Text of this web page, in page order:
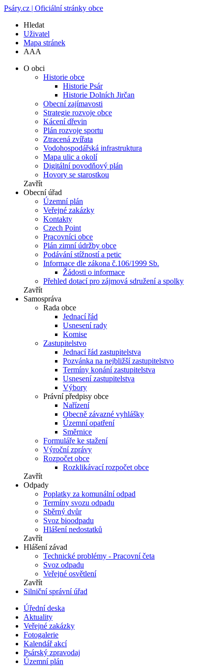
Psáry.cz | Oficiální stránky obce
Hledat
Uživatel
Mapa stránek
AAA
O obci
Historie obce
Historie Psár
Historie Dolních Jirčan
Obecní zajímavosti
Strategie rozvoje obce
Kácení dřevin
Plán rozvoje sportu
Ztracená zvířata
Vodohospodářská infrastruktura
Mapa ulic a okolí
Digitální povodňový plán
Hovory se starostkou
Zavřít
Obecní úřad
Územní plán
Veřejné zakázky
Kontakty
Czech Point
Pracovníci obce
Plán zimní údržby obce
Podávání stížností a petic
Informace dle zákona č.106/1999 Sb.
Žádosti o informace
Přehled dotací pro zájmová sdružení a spolky
Zavřít
Samospráva
Rada obce
Jednací řád
Usnesení rady
Komise
Zastupitelstvo
Jednací řád zastupitelstva
Pozvánka na nejbližší zastupitelstvo
Termíny konání zastupitelstva
Usnesení zastupitelstva
Výbory
Právní předpisy obce
Nařízení
Obecně závazné vyhlášky
Územní opatření
Směrnice
Formuláře ke stažení
Výroční zprávy
Rozpočet obce
Rozklikávací rozpočet obce
Zavřít
Odpady
Poplatky za komunální odpad
Termíny svozu odpadu
Sběrný dvůr
Svoz bioodpadu
Hlášení nedostatků
Zavřít
Hlášení závad
Technické problémy - Pracovní četa
Svoz odpadu
Veřejné osvětlení
Zavřít
Silniční správní úřad
Úřední deska
Aktuality
Veřejné zakázky
Fotogalerie
Kalendář akcí
Psárský zpravodaj
Územní plán